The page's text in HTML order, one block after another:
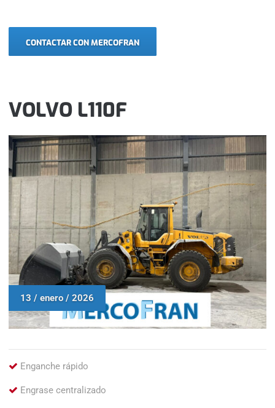
CONTACTAR CON MERCOFRAN
VOLVO L110F
13 / enero / 2026
Enganche rápido
Engrase centralizado